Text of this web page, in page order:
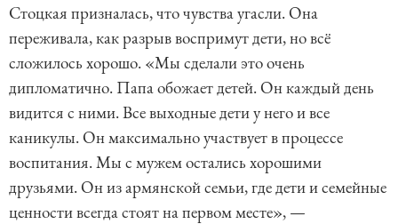
Стоцкая призналась, что чувства угасли. Она
переживала, как разрыв воспримут дети, но всё
сложилось хорошо. «Мы сделали это очень
дипломатично. Папа обожает детей. Он каждый день
видится с ними. Все выходные дети у него и все
каникулы. Он максимально участвует в процессе
воспитания. Мы с мужем остались хорошими
друзьями. Он из армянской семьи, где дети и семейные
ценности всегда стоят на первом месте», —